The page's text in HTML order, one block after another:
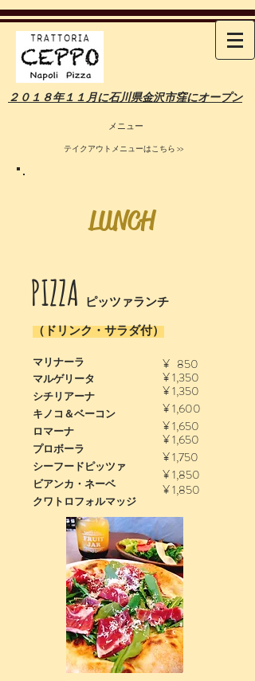
２０１８年１１月に石川県金沢市窪にオープン
メニュー
テイクアウトメニューはこちら >>
​LUNCH
​PIZZA ピッツァランチ
​（ドリンク・サラダ付）
マリナーラ
マルゲリータ
シチリアーナ
キノコ＆ベーコン
ロマーナ
プロボーラ
シーフードピッツァ
ビアンカ・ネーベ
​​クワトロフォルマッジ
¥ 850
¥ 1,350
¥ 1,350
¥ 1,600
¥ 1,650
¥ 1,650
¥ 1,750
¥ 1,850
¥ 1,850